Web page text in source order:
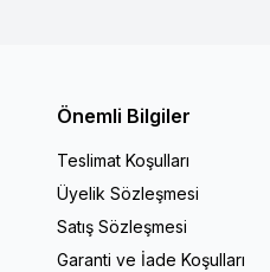
Önemli Bilgiler
Teslimat Koşulları
Üyelik Sözleşmesi
Satış Sözleşmesi
Garanti ve İade Koşulları